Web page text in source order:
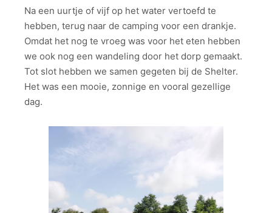
Na een uurtje of vijf op het water vertoefd te
hebben, terug naar de camping voor een drankje.
Omdat het nog te vroeg was voor het eten hebben
we ook nog een wandeling door het dorp gemaakt.
Tot slot hebben we samen gegeten bij de Shelter.
Het was een mooie, zonnige en vooral gezellige
dag.